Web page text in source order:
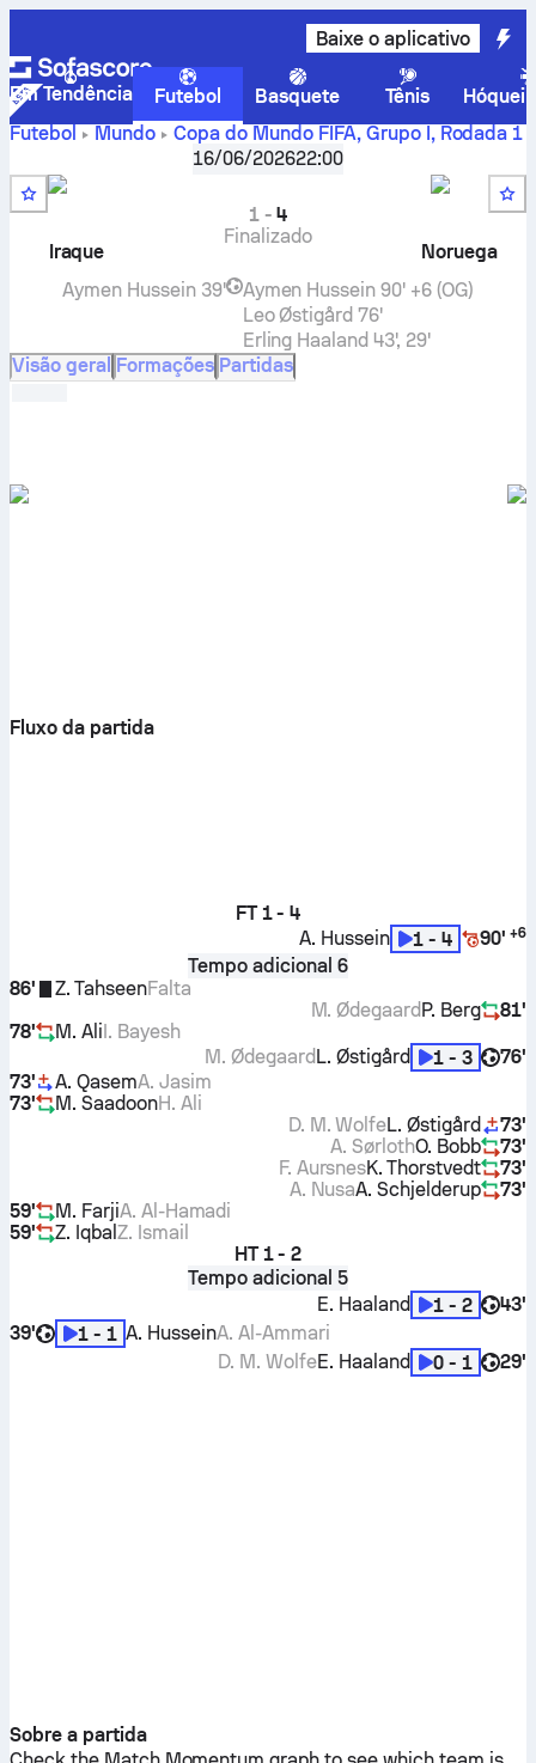
Baixe o aplicativo
Em Tendência Futebol Basquete Tênis
Hóquei
Futebol
Mundo Copa do Mundo FIFA, Grupo I, Rodada 1
placar ao vivo, resultados H2H,
classificações e previsões
16/06/202622:00
Iraque
1-4
Finalizado
Noruega
Aymen Hussein 39' Aymen Hussein 90' +6 (OG)
Leo Østigård 76'
Erling Haaland 43', 29'
Visão geral Formações Partidas
Fluxo da partida
FT 1 - 4
90' +6
1 - 4
A. Hussein
Tempo adicional 6
86'
Z. TahseenFalta
81'
P. Berg
M. Ødegaard
78'
M. AliI. Bayesh
76'
1 - 3
L. Østigård
M. Ødegaard
73'
A. QasemA. Jasim
73'
M. SaadoonH. Ali
73'
L. Østigård
D. M. Wolfe
73'
O. Bobb
A. Sørloth
73'
K. Thorstvedt
F. Aursnes
73'
A. Schjelderup
A. Nusa
59'
M. FarjiA. Al-Hamadi
59'
Z. Iqbal Z. Ismail
HT 1 - 2
Tempo adicional 5
43'
1 - 2
E. Haaland
39'
1 - 1 A. HusseinA. Al-Ammari
29'
0 - 1
E. Haaland
D. M. Wolfe
Sobre a partida